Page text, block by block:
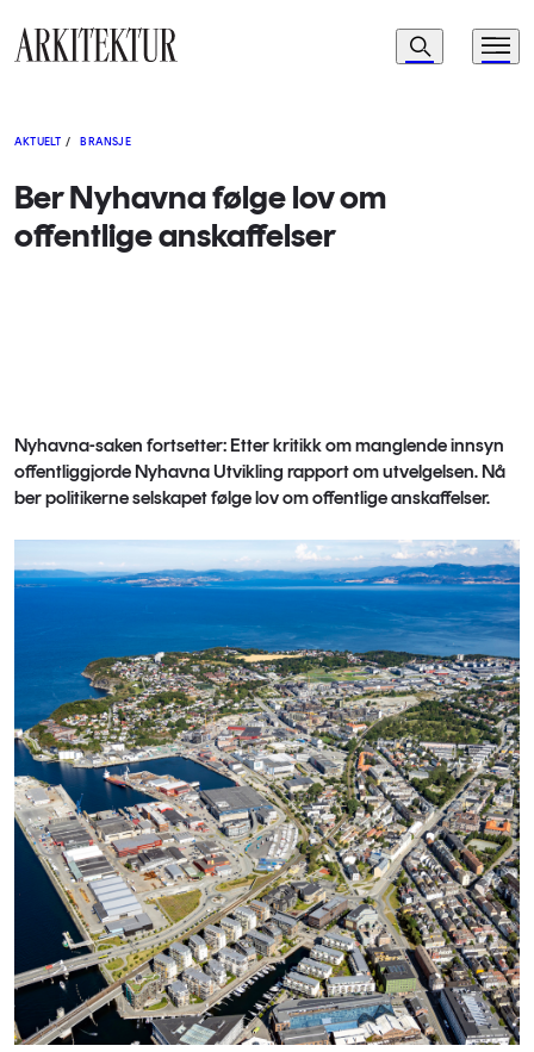
Navigasjon
Søk Meny
AKTUELT / BRANSJE
Ber Nyhavna følge lov om
offentlige anskaffelser
Nyhavna-saken fortsetter: Etter kritikk om manglende innsyn
offentliggjorde Nyhavna Utvikling rapport om utvelgelsen. Nå
ber politikerne selskapet følge lov om offentlige anskaffelser.